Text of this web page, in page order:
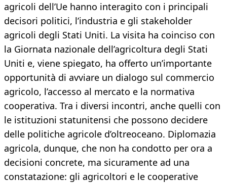
agricoli dell’Ue hanno interagito con i principali
decisori politici, l’industria e gli stakeholder
agricoli degli Stati Uniti. La visita ha coinciso con
la Giornata nazionale dell’agricoltura degli Stati
Uniti e, viene spiegato, ha offerto un’importante
opportunità di avviare un dialogo sul commercio
agricolo, l’accesso al mercato e la normativa
cooperativa. Tra i diversi incontri, anche quelli con
le istituzioni statunitensi che possono decidere
delle politiche agricole d’oltreoceano. Diplomazia
agricola, dunque, che non ha condotto per ora a
decisioni concrete, ma sicuramente ad una
constatazione: gli agricoltori e le cooperative